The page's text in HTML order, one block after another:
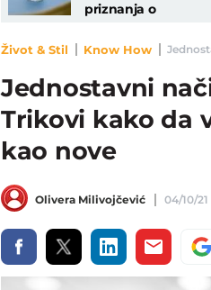
priznanja o
Život & Stil Know How
Jednostavni
Trikovi kako da
kao nove
Olivera Milivojčević 04/10/21